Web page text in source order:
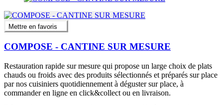
Mettre en favoris
COMPOSE - CANTINE SUR MESURE
Restauration rapide sur mesure qui propose un large choix de plats
chauds ou froids avec des produits sélectionnés et préparés sur place
par nos cuisiniers quotidiennement à déguster sur place, à
commander en ligne en click&collect ou en livraison.